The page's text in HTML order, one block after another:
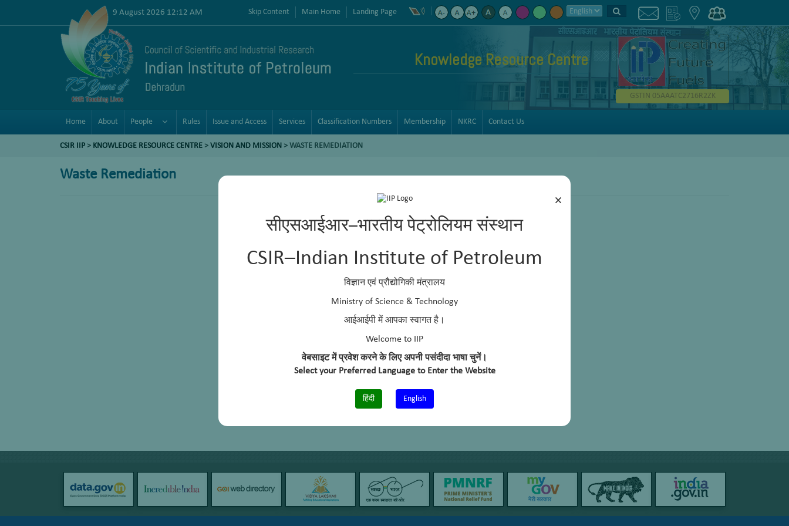
×
सीएसआईआर–भारतीय पेट्रोलियम संस्थान
CSIR–Indian Institute of Petroleum
विज्ञान एवं प्रौद्योगिकी मंत्रालय
Ministry of Science & Technology
आईआईपी में आपका स्वागत है।
Welcome to IIP
वेबसाइट में प्रवेश करने के लिए अपनी पसंदीदा भाषा चुनें।
Select your Preferred Language to Enter the Website
हिंदी English
9 August 2026 12:12 AM Skip Content Main Home Landing Page
Knowledge Resource Centre
GSTIN 05AAATC2716R2ZK
Home About People Rules Issue and Access Services Classification Numbers Membership NKRC Contact Us
CSIR IIP > KNOWLEDGE RESOURCE CENTRE > VISION AND MISSION > WASTE REMEDIATION
Waste Remediation